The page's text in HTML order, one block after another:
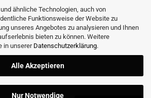
ähnliche Technologien, auch von
Funktionsweise der Website zu
unseres Angebotes zu analysieren und Ihnen
bieten zu können. Weitere
in unserer Datenschutzerklärung.
Alle Akzeptieren
Nur Notwendige